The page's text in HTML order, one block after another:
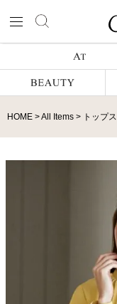
HOME All Items トップス